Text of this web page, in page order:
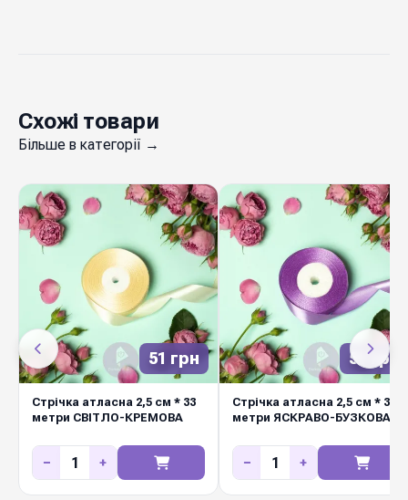
Схожі товари
Більше в категорії →
51 грн
Стрічка атласна 2,5 см * 33
метри СВІТЛО-КРЕМОВА
− +
51 грн
Стрічка атласна 2,5 см * 33
метри ЯСКРАВО-БУЗКОВА
− +